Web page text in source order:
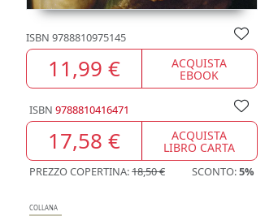
ISBN 9788810975145
11,99 € ACQUISTA
EBOOK
ISBN 9788810416471
17,58 € ACQUISTA
LIBRO CARTA
PREZZO COPERTINA:18,50 € SCONTO:5%
COLLANA